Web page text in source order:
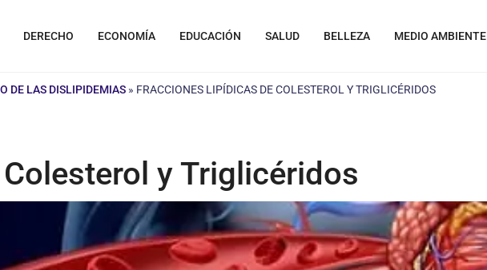
DERECHO ECONOMÍA EDUCACIÓN SALUD BELLEZA MEDIO AMBIENTE
DE LAS DISLIPIDEMIAS » FRACCIONES LIPÍDICAS DE COLESTEROL Y TRIGLICÉRIDOS
y Triglicéridos